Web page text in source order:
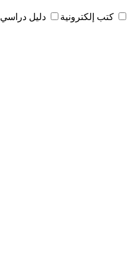
كتب إلكترونية دليل دراسي